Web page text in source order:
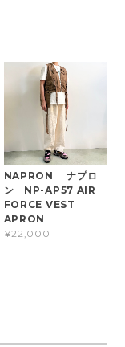
NAPRON ナプロ
ン NP-AP57 AIR
FORCE VEST
APRON
¥22,000